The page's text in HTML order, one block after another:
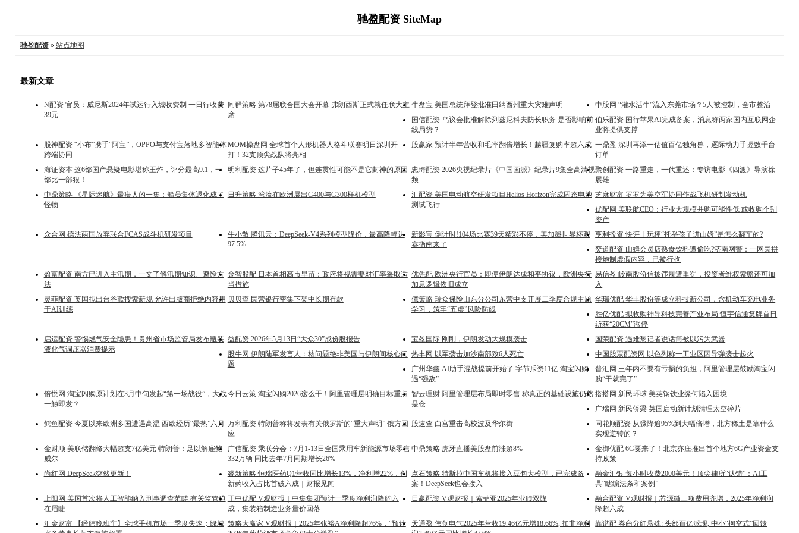
驰盈配资 SiteMap
驰盈配资» 站点地图
最新文章
N配资 官员：威尼斯2024年试运行入城收费制 一日行收费
39元
间群策略 第78届联合国大会开幕 弗朗西斯正式就任联大主
席
牛盘宝 美国总统拜登批准田纳西州重大灾难声明
中股网 “灌水活牛”流入东莞市场？5人被控制，全市整治
国信配资 乌议会批准解除列兹尼科夫防长职务 是否影响前
线局势？
伯乐配资 国行苹果AI完成备案，消息称两家国内互联网企
业将提供支撑
股神配资 “小布”携手“阿宝”，OPPO与支付宝落地多智能体
跨端协同
MOM操盘网 全球首个人形机器人格斗联赛明日深圳开
打！32支顶尖战队将亮相
股赢家 预计半年营收和毛率翻倍增长！越疆复购率超六成 一鼎盈 深圳再添一估值百亿独角兽，逐际动力手握数千台
订单
海证资本 这6部国产悬疑电影堪称王炸，评分最高9.1，一
部比一部狠！
明利配资 这片子45年了，但连贯性可能不是它封神的原因 忠琦配资 2026央视纪录片《中国画派》纪录片9集全高清视
频
聚创配资 一路重走，一代重述：专访电影《四渡》导演徐
展雄
中鼎策略 《星际迷航》最瘆人的一集：船员集体退化成了
怪物
日升策略 湾流在欧洲展出G400与G300样机模型
汇配资 美国电动航空研发项目Helios Horizon完成固态电池
测试飞行
芝麻财富 罗罗为美空军协同作战飞机研制发动机
优配网 美联航CEO：行业大规模并购可能性低 或收购个别
资产
众合网 德法两国放弃联合FCAS战斗机研发项目
牛小散 腾讯云：DeepSeek-V4系列模型降价，最高降幅达
97.5%
新影宝 倒计时!104场比赛39天精彩不停，美加墨世界杯观
赛指南来了
亨利投资 快评丨玩梗“托举孩子进山姆”是怎么翻车的?
奕道配资 山姆会员店熟食饮料遭偷吃?济南网警：一网民拼
接炮制虚假内容，已被行拘
盈富配资 南方已进入主汛期，一文了解汛期知识、避险方
法
金智股配 日本首相高市早苗：政府将视需要对汇率采取适
当措施
优先配 欧洲央行官员：即便伊朗达成和平协议，欧洲央行
加息逻辑依旧成立
易信盈 岭南股份信披违规遭重罚，投资者维权索赔还可加
入
灵菲配资 英国拟出台谷歌搜索新规 允许出版商拒绝内容用
于AI训练
贝贝查 民营银行密集下架中长期存款
億策略 瑞众保险山东分公司东营中支开展二季度合规主题
学习，筑牢“五虚”风险防线
华瑞优配 华丰股份等成立科技新公司，含机动车充电业务
胜亿优配 拟收购神导科技完善产业布局 恒宇信通复牌首日
斩获“20CM”涨停
启运配资 警惕燃气安全隐患！贵州省市场监管局发布瓶装
液化气调压器消费提示
益配资 2026年5月13日“大众30”成份股报告 宝盈国际 刚刚，伊朗发动大规模袭击
国荣配资 遇难黎记者说话筒被以污为武器
股牛网 伊朗陆军发言人：核问题绝非美国与伊朗间核心问
题
热丰网 以军袭击加沙南部致6人死亡
中国股票配资网 以色列称一工业区因导弹袭击起火
广州华鑫 AI助手混战提前开始了 字节斥资11亿 淘宝闪购
遇“强敌”
普汇网 三年内不要有亏损的负担，阿里管理层鼓励淘宝闪
购“干就完了”
倍悦网 淘宝闪购原计划在3月中旬发起“第一场战役”，大战
一触即发？
今日云策 淘宝闪购2026这么干！阿里管理层明确目标重点 智云理财 阿里管理层布局即时零售 称真正的基础设施仍然
是仓
搭搭网 新民环球 美英钢铁业缘何陷入困境
广瑞网 新民侨梁 英国启动新计划清理太空碎片
鳄鱼配资 今夏以来欧洲多国遭遇高温 西欧经历“最热”六月 万利配资 特朗普称将发表有关俄罗斯的“重大声明” 俄方回
应
股速查 白宫重击高校波及华尔街
同花顺配资 从骤降逾95%到大幅倍增，北方稀土是靠什么
实现逆转的？
金财顺 美联储翻修大幅超支7亿美元 特朗普：足以解雇鲍
威尔
广信配资 乘联分会：7月1-13日全国乘用车新能源市场零售
332万辆 同比去年7月同期增长26%
中鼎策略 虎牙直播美股盘前涨超8%
金御优配 6G要来了！北京亦庄推出首个地方6G产业资金支
持政策
尚红网 DeepSeek突然更新！
睿新策略 恒瑞医药Q1营收同比增长13%，净利增22%，创
新药收入占比首破六成｜财报见闻
点石策略 特斯拉中国车机将接入豆包大模型，已完成备
案！DeepSeek也会接入
融金汇银 每小时收费2000美元！顶尖律所“认错”：AI工
具“瞎编法条和案例”
上阳网 美国首次将人工智能纳入刑事调查范畴 有关监管迫
在眉睫
正中优配 V观财报｜中集集团预计一季度净利润降约六
成，集装箱制造业务量价回落
日赢配资 V观财报｜索菲亚2025年业绩双降
融合配资 V观财报｜芯源微三项费用齐增，2025年净利润
降超六成
汇金财富 【经纬晚班车】全球手机市场一季度失速；绿城 策略大赢家 V观财报｜2025年张裕A净利降超76%，“预计
天通盈 伟创电气2025年营收19.46亿元增18.66%, 扣非净利
靠谱配 券商分红悬殊: 头部百亿派现, 中小“掏空式”回馈